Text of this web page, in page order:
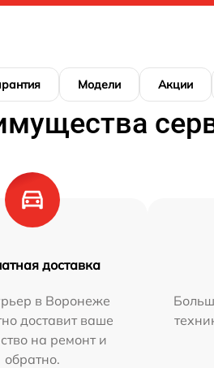
Модели Акции
доставка
в Воронеже
доставит ваше
на ремонт и
обратно.